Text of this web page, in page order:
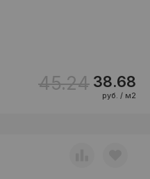
45.24 38.68
руб. / м2